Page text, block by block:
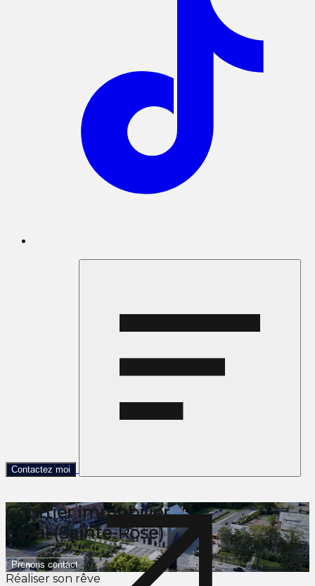
Contactez moi
Courtier immobilier
Laval (Sainte-Rose)
Prenons contact
Réaliser son rêve